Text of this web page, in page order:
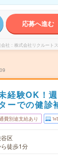
応募へ進む
社 株式会社リクルート
経験OK！
ーでの健診
費別途支給あり
区
徒歩1分